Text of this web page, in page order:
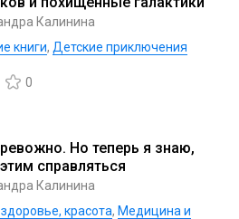
Калинина
книги, Детские приключения
0
Но теперь я знаю,
справляться
Калинина
красота, Медицина и